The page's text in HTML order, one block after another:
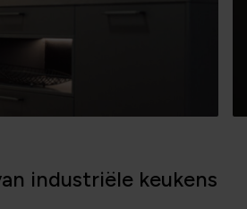
industriële keukens